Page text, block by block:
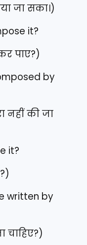
जा सका।)
it?
पाए?)
by
नहीं की जा
it?
written by
चाहिए?)